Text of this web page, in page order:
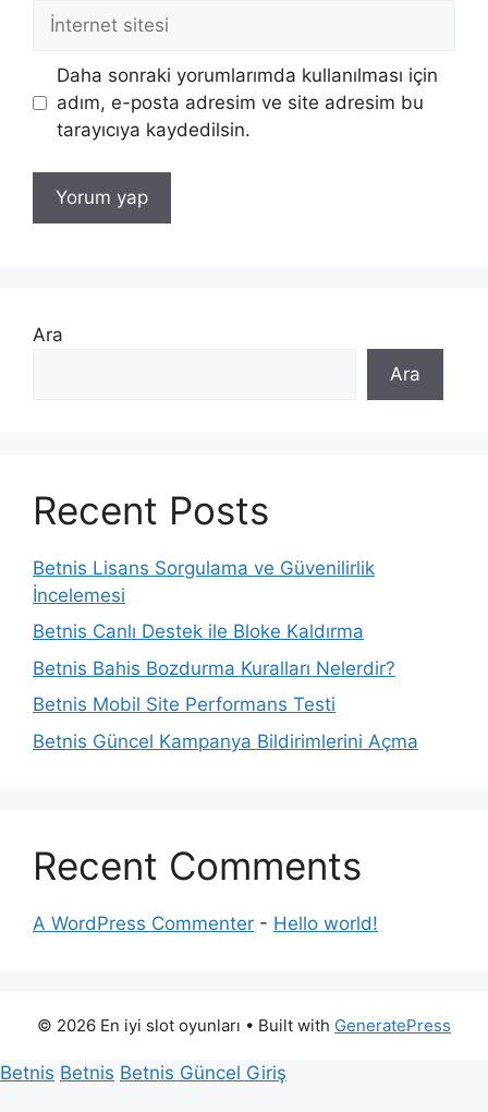
İnternet
Daha sonraki yorumlarımda kullanılması için
adım, e-posta adresim ve site adresim bu
tarayıcıya kaydedilsin.
Ara
Ara
Recent Posts
Betnis Lisans Sorgulama ve Güvenilirlik
İncelemesi
Betnis Canlı Destek ile Bloke Kaldırma
Betnis Bahis Bozdurma Kuralları Nelerdir?
Betnis Mobil Site Performans Testi
Betnis Güncel Kampanya Bildirimlerini Açma
Recent Comments
A WordPress Commenter - Hello world!
© 2026 En iyi slot oyunları • Built with GeneratePress
Betnis Betnis Betnis Güncel Giriş